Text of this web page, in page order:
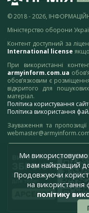
© 2018 - 2026,
Міністерство оборони
Контент доступний за
International license
При використанні
armyinform.com.ua
обов’язковим є
відкритого для
матеріал.
Політика користування
Політика використання
Зауваження та
Ми
вам найкращий
Продовжуючи
на використання
політику